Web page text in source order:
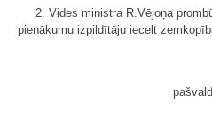
2. Vides ministra R.Vējoņa
pienākumu izpildītāju iecelt